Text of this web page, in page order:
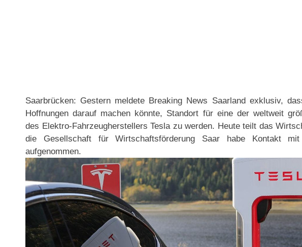
Saarbrücken: Gestern meldete Breaking News Saarland exklusiv,
Hoffnungen darauf machen könnte, Standort für eine der weltweit
des Elektro-Fahrzeugherstellers Tesla zu werden. Heute teilt das
die Gesellschaft für Wirtschaftsförderung Saar habe Kontakt mit
aufgenommen.